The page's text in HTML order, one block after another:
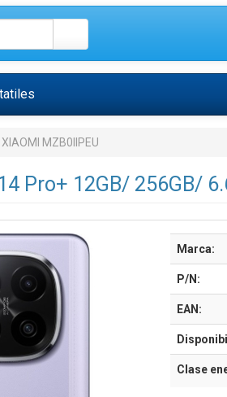
XIAOMI MZB0IIPEU
Pro+ 12GB/ 256GB/
Marca:
P/N:
EAN:
Clase